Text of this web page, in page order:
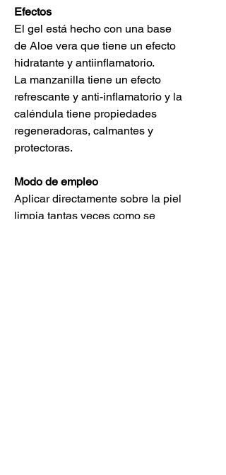
Efectos
El gel está hecho con una base
de Aloe vera que tiene un efecto
hidratante y antiinflamatorio.
La manzanilla tiene un efecto
refrescante y anti-inflamatorio y la
caléndula tiene propiedades
regeneradoras, calmantes y
protectoras.
Modo de empleo
Aplicar directamente sobre la piel
limpia tantas veces como se